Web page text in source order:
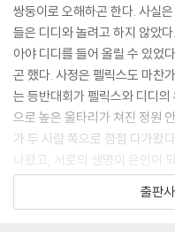
쌍둥이로 오해하곤 한다. 사실
들은 디디와 놀려고 하지 않았
아야 디디를 들어 올릴 수 있었
곤 했다. 사정은 펠릭스도 마찬
는 등반대회가 펠릭스와 디디
으로 높은 울타리가 쳐진 정원
가 두 사람 쪽으로 점점 다가왔
나왔고, 서로의 생명이 은인이
등반 대회 이후 둘은 학교에도
출판